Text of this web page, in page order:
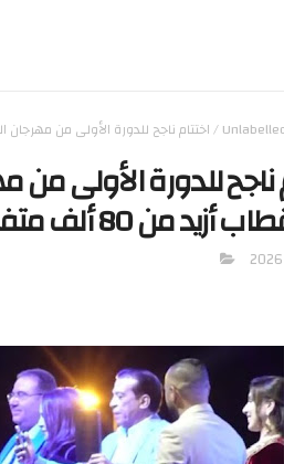
/اختتام ناجح للدورة الأولى من مهرجان الرمال
ناجح للدورة الأولى من
من 80 ألف متفرج خلال يومين